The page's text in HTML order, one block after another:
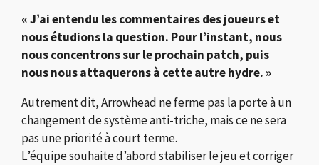
« J’ai entendu les commentaires des joueurs et
nous étudions la question. Pour l’instant, nous
nous concentrons sur le prochain patch, puis
nous nous attaquerons à cette autre hydre. »
Autrement dit, Arrowhead ne ferme pas la porte à un
changement de système anti-triche, mais ce ne sera
pas une priorité à court terme.
L’équipe souhaite d’abord stabiliser le jeu et corriger